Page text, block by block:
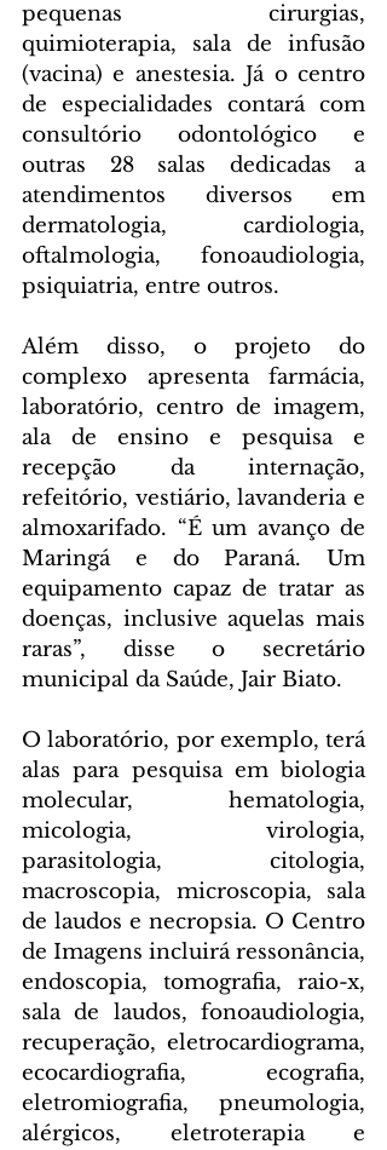
pequenas cirurgias,
quimioterapia, sala de infusão
(vacina) e anestesia. Já o centro
de especialidades contará com
consultório odontológico e
outras 28 salas dedicadas a
atendimentos diversos em
dermatologia, cardiologia,
oftalmologia, fonoaudiologia,
psiquiatria, entre outros.
Além disso, o projeto do
complexo apresenta farmácia,
laboratório, centro de imagem,
ala de ensino e pesquisa e
recepção da internação,
refeitório, vestiário, lavanderia e
almoxarifado. “É um avanço de
Maringá e do Paraná. Um
equipamento capaz de tratar as
doenças, inclusive aquelas mais
raras”, disse o secretário
municipal da Saúde, Jair Biato.
O laboratório, por exemplo, terá
alas para pesquisa em biologia
molecular, hematologia,
micologia, virologia,
parasitologia, citologia,
macroscopia, microscopia, sala
de laudos e necropsia. O Centro
de Imagens incluirá ressonância,
endoscopia, tomografia, raio-x,
sala de laudos, fonoaudiologia,
recuperação, eletrocardiograma,
ecocardiografia, ecografia,
eletromiografia, pneumologia,
alérgicos, eletroterapia e